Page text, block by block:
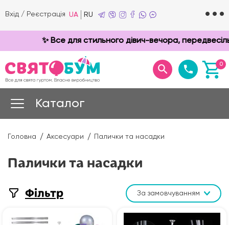
Вхід / Реєстрація UA RU
✨ Все для стильного дівич-вечора,
0
Каталог
Головна Аксесуари Палички та насадки
Палички та насадки
Фільтр За замовчуванням